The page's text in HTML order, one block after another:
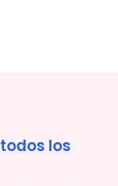
todos los